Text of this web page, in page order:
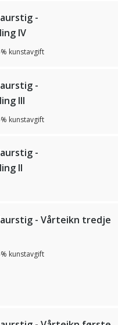
-
IV
kunstavgift
-
III
kunstavgift
-
II
- Vårteikn tredje
kunstavgift